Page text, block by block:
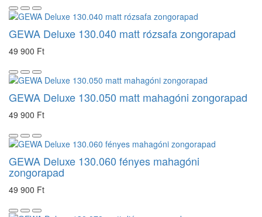
GEWA Deluxe 130.040 matt rózsafa zongorapad
49 900 Ft
GEWA Deluxe 130.050 matt mahagóni zongorapad
49 900 Ft
GEWA Deluxe 130.060 fényes mahagóni
zongorapad
49 900 Ft